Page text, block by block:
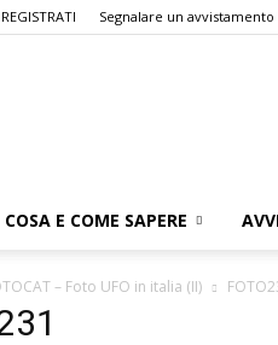
REGISTRATI Segnalare un avvistamento
COSA E COME SAPERE
– Foto UFO in italia (II)